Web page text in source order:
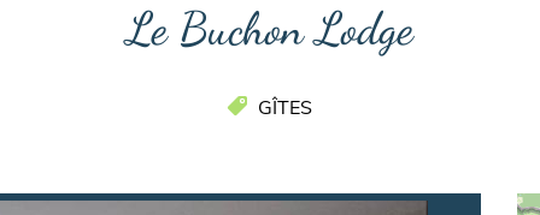
Le Buchon Lodge
GÎTES